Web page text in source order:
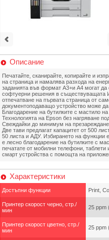
Описание
Печатайте, сканирайте, копирайте и
на страница и намалява разхода на
заданията във формат A3+и A4 могат
софтуерни решения в съществуващата
отпечатване на първата страница от
документоподаващо устройство може да
Благодарение на бутилките с мастило
Технологията на Epson без нагряване
Свеждайки до минимум на
Две тави предлагат капацитет от 500
50 листа и АДУ. Избирането на функции
е лесно благодарение на бутилките с
печатате от мобилни телефони,
смарт устройства с помощта на
Характеристики
Достъпни функции Print,
Принтер скорост черно, стр./
мин
25 ppm
Принтер скорост цветно, стр./
мин
25 ppm